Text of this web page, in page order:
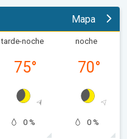
Mapa
tarde-noche
75°
0 %
noche
70°
0 %